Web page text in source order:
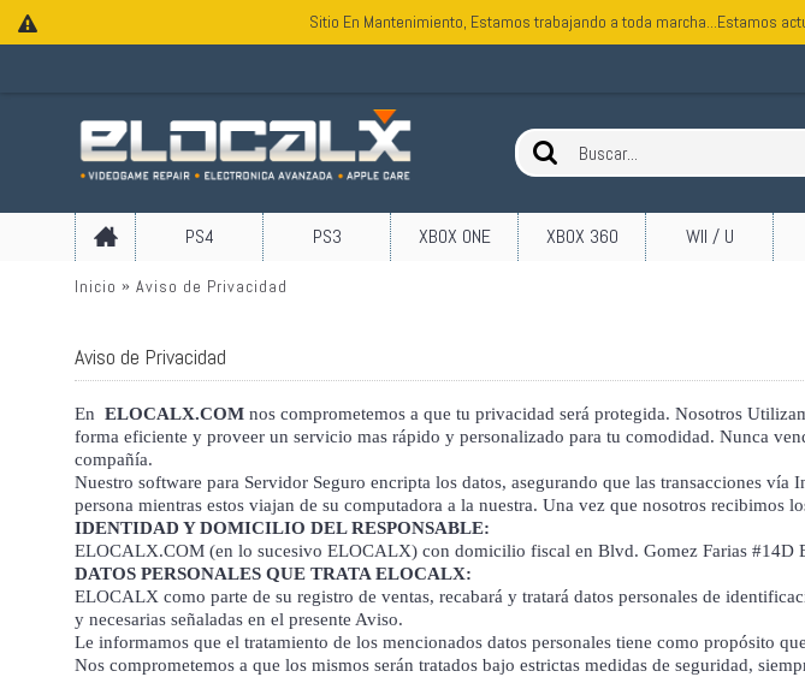
Sitio En Mantenimiento, Estamos trabajando a toda marcha...Estamos
PS4 PS3 XBOX ONE XBOX 360 WII / U
Inicio Aviso de Privacidad
Aviso de Privacidad
En ELOCALX.COM nos comprometemos a que tu privacidad será protegida. Nosotros
forma eficiente y proveer un servicio mas rápido y personalizado para tu comodidad. Nunca
compañía.
Nuestro software para Servidor Seguro encripta los datos, asegurando que las transacciones
persona mientras estos viajan de su computadora a la nuestra. Una vez que nosotros recibimos
IDENTIDAD Y DOMICILIO DEL RESPONSABLE:
ELOCALX.COM (en lo sucesivo ELOCALX) con domicilio fiscal en Blvd. Gomez Farias #14D
DATOS PERSONALES QUE TRATA ELOCALX:
ELOCALX como parte de su registro de ventas, recabará y tratará datos personales de
y necesarias señaladas en el presente Aviso.
Le informamos que el tratamiento de los mencionados datos personales tiene como propósito
Nos comprometemos a que los mismos serán tratados bajo estrictas medidas de seguridad,